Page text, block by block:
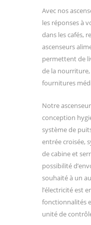
Avec nos
les réponses à
dans les cafés,
ascenseurs
permettent de
de la nourriture,
fournitures
Notre
conception
système de
entrée croisée,
de cabine et
possibilité
souhaité à un
l’électricité est
fonctionnalités
unité de